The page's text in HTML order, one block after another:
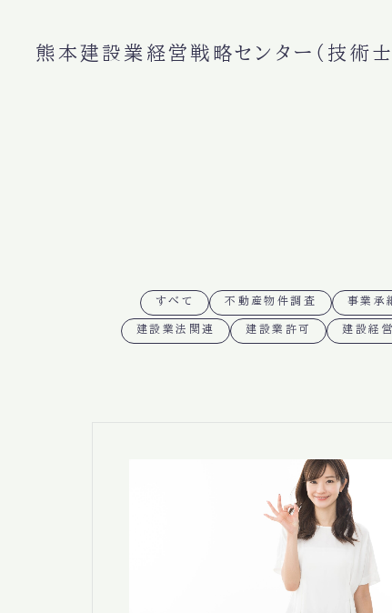
熊本建設業経営戦略センター（技術
すべて 不動産物件調査 事業承
建設業法関連 建設業許可 建設経営